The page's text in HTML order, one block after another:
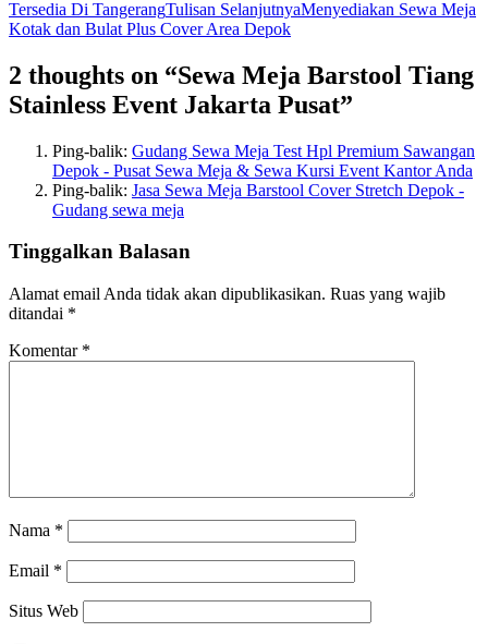
Tersedia Di TangerangTulisan SelanjutnyaMenyediakan Sewa Meja
Kotak dan Bulat Plus Cover Area Depok
2 thoughts on “Sewa Meja Barstool Tiang
Stainless Event Jakarta Pusat”
Ping-balik: Gudang Sewa Meja Test Hpl Premium Sawangan
Depok - Pusat Sewa Meja & Sewa Kursi Event Kantor Anda
Ping-balik: Jasa Sewa Meja Barstool Cover Stretch Depok -
Gudang sewa meja
Tinggalkan Balasan
Alamat email Anda tidak akan dipublikasikan. Ruas yang wajib
ditandai *
Komentar *
Nama *
Email *
Situs Web